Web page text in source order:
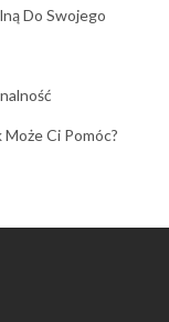
Do Swojego
Ci Pomóc?